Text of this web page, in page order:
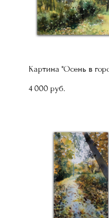
Картина "Осень в
4 000 pуб.